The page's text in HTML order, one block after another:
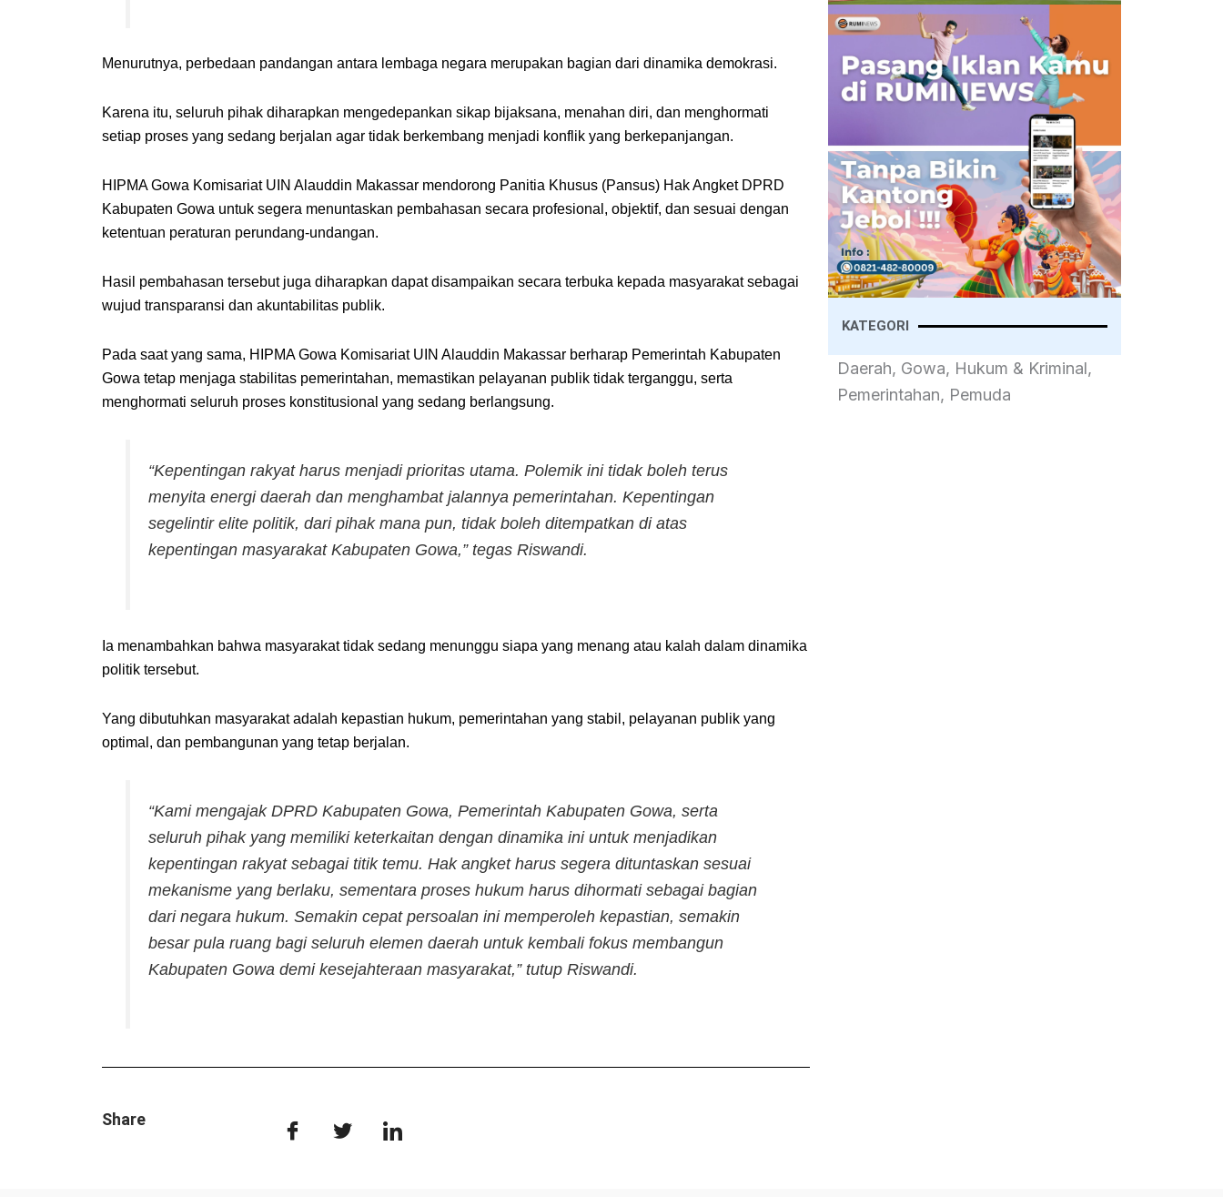
Menurutnya, perbedaan pandangan antara lembaga negara merupakan bagian dari dinamika demokrasi.
Karena itu, seluruh pihak diharapkan mengedepankan sikap bijaksana, menahan diri, dan menghormati
setiap proses yang sedang berjalan agar tidak berkembang menjadi konflik yang berkepanjangan.
HIPMA Gowa Komisariat UIN Alauddin Makassar mendorong Panitia Khusus (Pansus) Hak Angket DPRD
Kabupaten Gowa untuk segera menuntaskan pembahasan secara profesional, objektif, dan sesuai dengan
ketentuan peraturan perundang-undangan.
Hasil pembahasan tersebut juga diharapkan dapat disampaikan secara terbuka kepada masyarakat sebagai
wujud transparansi dan akuntabilitas publik.
Pada saat yang sama, HIPMA Gowa Komisariat UIN Alauddin Makassar berharap Pemerintah Kabupaten
Gowa tetap menjaga stabilitas pemerintahan, memastikan pelayanan publik tidak terganggu, serta
menghormati seluruh proses konstitusional yang sedang berlangsung.
“Kepentingan rakyat harus menjadi prioritas utama. Polemik ini tidak boleh terus
menyita energi daerah dan menghambat jalannya pemerintahan. Kepentingan
segelintir elite politik, dari pihak mana pun, tidak boleh ditempatkan di atas
kepentingan masyarakat Kabupaten Gowa,” tegas Riswandi.
Ia menambahkan bahwa masyarakat tidak sedang menunggu siapa yang menang atau kalah dalam dinamika
politik tersebut.
Yang dibutuhkan masyarakat adalah kepastian hukum, pemerintahan yang stabil, pelayanan publik yang
optimal, dan pembangunan yang tetap berjalan.
“Kami mengajak DPRD Kabupaten Gowa, Pemerintah Kabupaten Gowa, serta
seluruh pihak yang memiliki keterkaitan dengan dinamika ini untuk menjadikan
kepentingan rakyat sebagai titik temu. Hak angket harus segera dituntaskan sesuai
mekanisme yang berlaku, sementara proses hukum harus dihormati sebagai bagian
dari negara hukum. Semakin cepat persoalan ini memperoleh kepastian, semakin
besar pula ruang bagi seluruh elemen daerah untuk kembali fokus membangun
Kabupaten Gowa demi kesejahteraan masyarakat,” tutup Riswandi.
Share
KATEGORI
Daerah, Gowa, Hukum & Kriminal,
Pemerintahan, Pemuda